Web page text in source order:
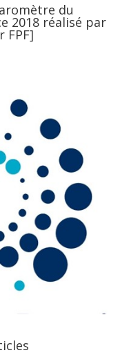
du
2018 réalisé par
FPF]